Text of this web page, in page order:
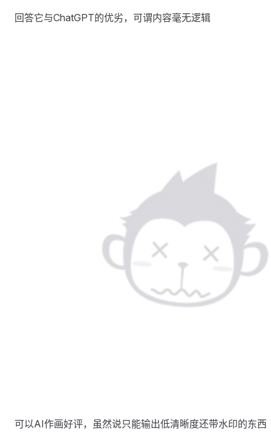
​回答它与ChatGPT的优劣，可谓内容毫无逻辑
​可以AI作画好评，虽然说只能输出低清晰度还带水印的东西